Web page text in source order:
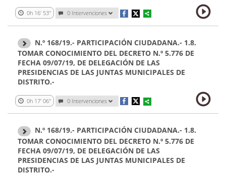
0h 16' 53'' 0 Intervenciones
N.º 168/19.- PARTICIPACIÓN CIUDADANA.- 1.8.
TOMAR CONOCIMIENTO DEL DECRETO N.º 5.776 DE
FECHA 09/07/19, DE DELEGACIÓN DE LAS
PRESIDENCIAS DE LAS JUNTAS MUNICIPALES DE
DISTRITO.-
0h 17' 06'' 0 Intervenciones
N.º 168/19.- PARTICIPACIÓN CIUDADANA.- 1.8.
TOMAR CONOCIMIENTO DEL DECRETO N.º 5.776 DE
FECHA 09/07/19, DE DELEGACIÓN DE LAS
PRESIDENCIAS DE LAS JUNTAS MUNICIPALES DE
DISTRITO.-